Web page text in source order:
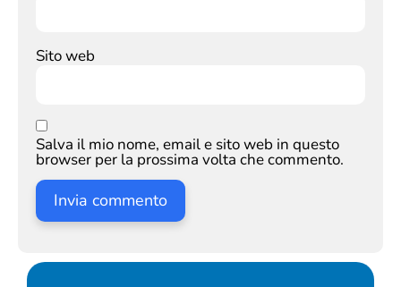
Sito web
Salva il mio nome, email e sito web in questo
browser per la prossima volta che commento.